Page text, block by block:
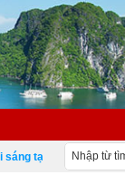
tạo Việt Nam 18/5